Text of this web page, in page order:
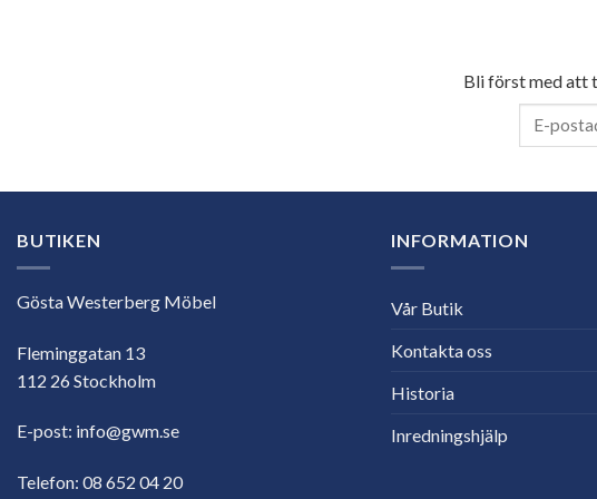
Bli först med att
BUTIKEN
Gösta Westerberg Möbel
Fleminggatan 13
112 26 Stockholm
E-post: info@gwm.se
Telefon: 08 652 04 20
INFORMATION
Vår Butik
Kontakta oss
Historia
Inredningshjälp